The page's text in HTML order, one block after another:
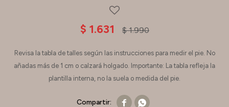
$ 1.631 $ 1.990
Revisa la tabla de talles según las instrucciones para medir el pie. No
añadas más de 1 cm o calzará holgado. Importante: La tabla refleja la
plantilla interna, no la suela o medida del pie.
 